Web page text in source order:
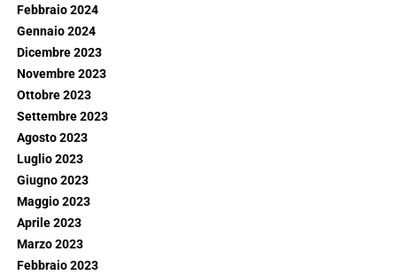
Febbraio 2024
Gennaio 2024
Dicembre 2023
Novembre 2023
Ottobre 2023
Settembre 2023
Agosto 2023
Luglio 2023
Giugno 2023
Maggio 2023
Aprile 2023
Marzo 2023
Febbraio 2023